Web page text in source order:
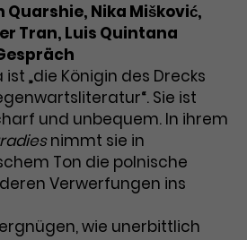
installiert. Das Cookie
um Informationen
zu speichern, wie
eine Website
und hilft bei der Erstellung
Analyseberichts über die
der Website. Die
Daten umfassen in
Form die Anzahl
die Quelle, aus der sie
Ads
Cookie speichert
zu Werbeklicks und
der Zuordnung von
zu Google Ads-
Nika Mišković,
Tran, Luis Quintana
ist „die Königin des Drecks
Sie ist
und unbequem. In ihrem
nimmt sie in
Ton die polnische
Verwerfungen ins
wie unerbittlich